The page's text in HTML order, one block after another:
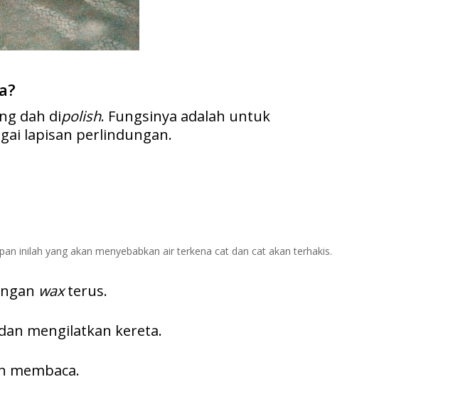
dah dipolish. Fungsinya adalah untuk
lapisan perlindungan.
inilah yang akan menyebabkan air terkena cat dan cat akan terhakis.
waxterus.
mengilatkan kereta.
membaca.